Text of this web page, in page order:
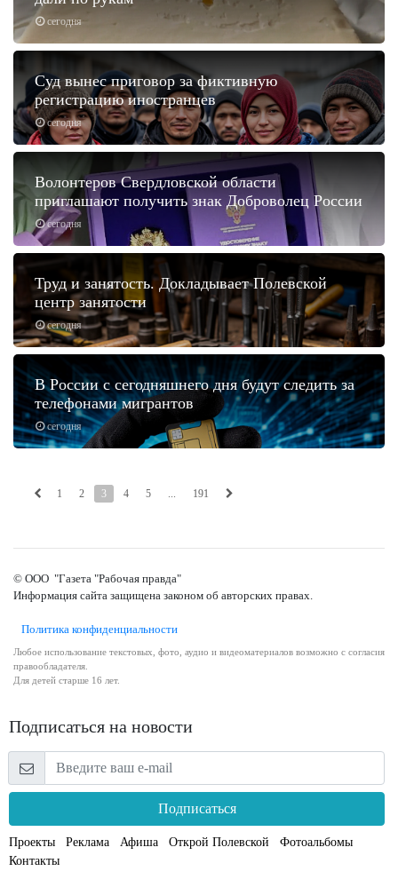
сегодня
сегодня
Суд вынес приговор за фиктивную
регистрацию иностранцев
сегодня
Волонтеров Свердловской области
приглашают получить знак Доброволец России
сегодня
Труд и занятость. Докладывает Полевской
центр занятости
сегодня
В России с сегодняшнего дня будут следить за
телефонами мигрантов
1 2 3 4 5 ... 191
© ООО "Газета "Рабочая правда"
Информация сайта защищена законом об авторских правах.
Политика конфиденциальности
Любое использование текстовых, фото, аудио и видеоматериалов возможно с согласия
правообладателя.
Для детей старше 16 лет.
Подписаться на новости
Подписаться
Проекты Реклама Афиша Открой Полевской
Фотоальбомы
Контакты